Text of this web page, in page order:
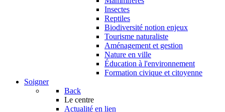
Insectes
Reptiles
Biodiversité notion enjeux
Tourisme naturaliste
Aménagement et gestion
Nature en ville
Éducation à l'environnement
Formation civique et citoyenne
Soigner
Back
Le centre
Actualité en lien